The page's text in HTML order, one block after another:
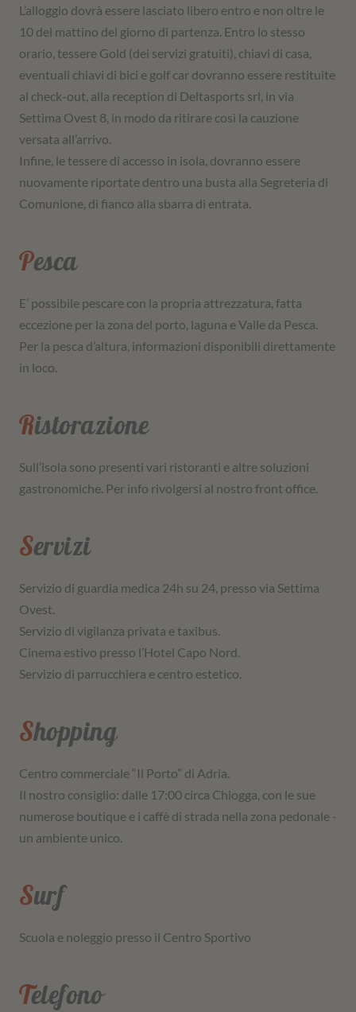
L’alloggio dovrà essere lasciato libero entro e non oltre le
10 del mattino del giorno di partenza. Entro lo stesso
orario, tessere Gold (dei servizi gratuiti), chiavi di casa,
eventuali chiavi di bici e golf car dovranno essere restituite
al check-out, alla reception di Deltasports srl, in via
Settima Ovest 8, in modo da ritirare così la cauzione
versata all’arrivo.
Infine, le tessere di accesso in isola, dovranno essere
nuovamente riportate dentro una busta alla Segreteria di
Comunione, di fianco alla sbarra di entrata.
Pesca
E’ possibile pescare con la propria attrezzatura, fatta
eccezione per la zona del porto, laguna e Valle da Pesca.
Per la pesca d’altura, informazioni disponibili direttamente
in loco.
Ristorazione
Sull’isola sono presenti vari ristoranti e altre soluzioni
gastronomiche. Per info rivolgersi al nostro front office.
Servizi
Servizio di guardia medica 24h su 24, presso via Settima
Ovest.
Servizio di vigilanza privata e taxibus.
Cinema estivo presso l’Hotel Capo Nord.
Servizio di parrucchiera e centro estetico.
Shopping
Centro commerciale “Il Porto” di Adria.
Il nostro consiglio: dalle 17:00 circa Chiogga, con le sue
numerose boutique e i caffè di strada nella zona pedonale -
un ambiente unico.
Surf
Scuola e noleggio presso il Centro Sportivo
Telefono